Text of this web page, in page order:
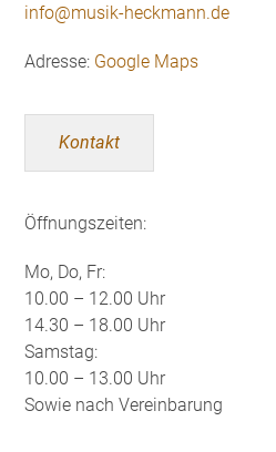
info@musik-heckmann.de
Adresse: Google Maps
Kontakt
Öffnungszeiten:
Mo, Do, Fr:
10.00 – 12.00 Uhr
14.30 – 18.00 Uhr
Samstag:
10.00 – 13.00 Uhr
Sowie nach Vereinbarung